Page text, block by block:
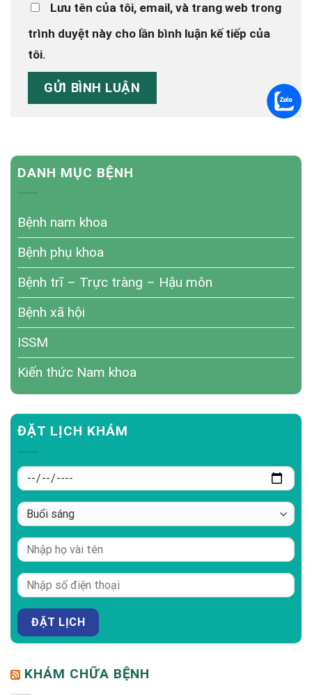
DANH MỤC BỆNH
Bệnh nam khoa
Bệnh phụ khoa
Bệnh trĩ – Trực tràng – Hậu môn
Bệnh xã hội
ISSM
Kiến thức Nam khoa
ĐẶT LỊCH KHÁM
KHÁM CHỮA BỆNH
Lưu tên của tôi, email, và trang web trong
trình duyệt này cho lần bình luận kế tiếp của
tôi.